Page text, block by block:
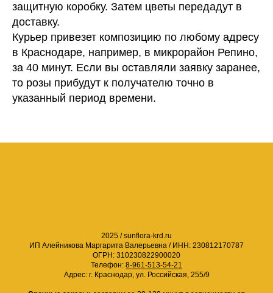
защитную коробку. Затем цветы передадут в
доставку.
Курьер привезет композицию по любому адресу
в Краснодаре, например, в микрорайон Репино,
за 40 минут. Если вы оставляли заявку заранее,
то розы прибудут к получателю точно в
указанный период времени.
2025 / sunflora-krd.ru
ИП Алейникова Маргарита Валерьевна / ИНН: 230812170787
ОГРН: 310230822900020
Телефон: 8-961-513-54-21
Адрес: г. Краснодар, ул. Российская, 255/9